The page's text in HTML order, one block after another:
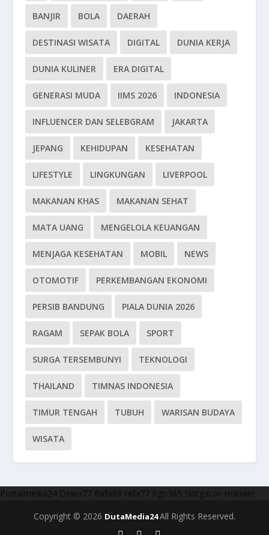
BANJIR BOLA DAERAH
DESTINASI WISATA DIGITAL DUNIA KERJA
DUNIA KULINER ERA DIGITAL
GENERASI MUDA IIMS 2026 INDONESIA
INFLUENCER DAN SELEBGRAM JAKARTA
JEPANG KEHIDUPAN KESEHATAN
LIFESTYLE LINGKUNGAN LIVERPOOL
MAKANAN KHAS MAKANAN SEHAT
MATA UANG MENGELOLA KEUANGAN
MENJAGA KESEHATAN MOBIL NEWS
OTOMOTIF PERKEMBANGAN EKONOMI
PERSIB BANDUNG PIALA DUNIA 2026
RAGAM SEPAK BOLA SPORT
SURGA TERSEMBUNYI TEKNOLOGI
THAILAND TIMNAS INDONESIA
TIMUR TENGAH TUBUH WARISAN BUDAYA
WISATA
Portalmedia24 Dewa77 Rafa88 rafa77 Rgo365 Slotgacor Hokiwin
Copyright © 2026 DutaMedia24All Rights Reserved.